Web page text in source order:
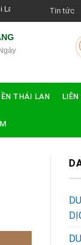
Shop | Với Giá Tốt
Tin tức
THÁI LAN LIÊN